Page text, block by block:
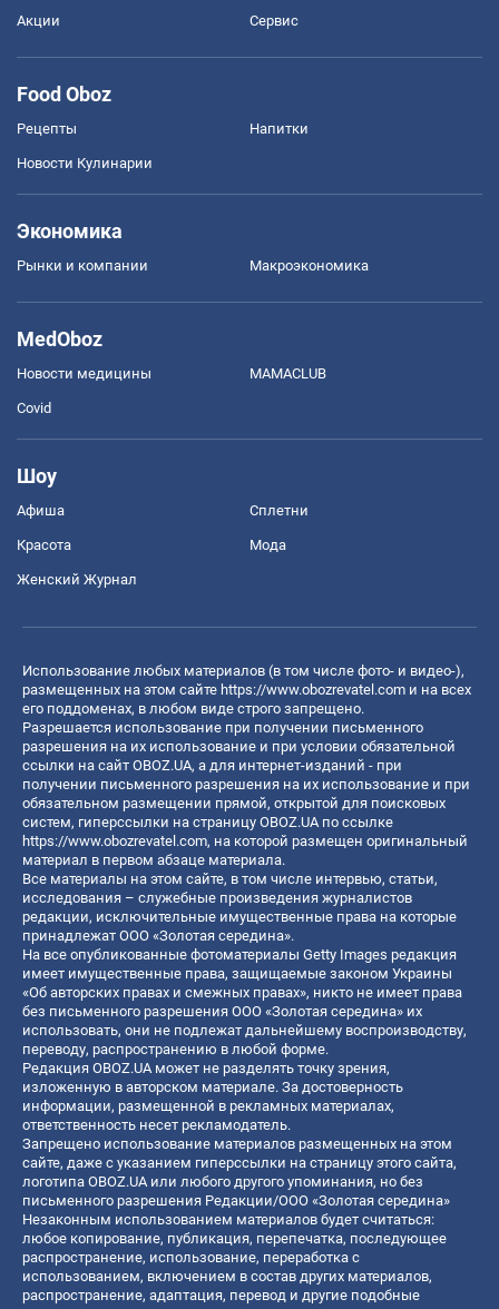
Акции Сервис
Food Oboz
Рецепты Напитки
Новости Кулинарии
Экономика
Рынки и компании Mакроэкономика
MedOboz
Новости медицины MAMACLUB
Covid
Шоу
Афиша Сплетни
Красота Мода
Женский Журнал
Использование любых материалов (в том числе фото- и видео-),
размещенных на этом сайте https://www.obozrevatel.com и на всех
его поддоменах, в любом виде строго запрещено.
Разрешается использование при получении письменного
разрешения на их использование и при условии обязательной
ссылки на сайт OBOZ.UA, а для интернет-изданий - при
получении письменного разрешения на их использование и при
обязательном размещении прямой, открытой для поисковых
систем, гиперссылки на страницу OBOZ.UA по ссылке
https://www.obozrevatel.com, на которой размещен оригинальный
материал в первом абзаце материала.
Все материалы на этом сайте, в том числе интервью, статьи,
исследования – служебные произведения журналистов
редакции, исключительные имущественные права на которые
принадлежат ООО «Золотая середина».
На все опубликованные фотоматериалы Getty Images редакция
имеет имущественные права, защищаемые законом Украины
«Об авторских правах и смежных правах», никто не имеет права
без письменного разрешения ООО «Золотая середина» их
использовать, они не подлежат дальнейшему воспроизводству,
переводу, распространению в любой форме.
Редакция OBOZ.UA может не разделять точку зрения,
изложенную в авторском материале. За достоверность
информации, размещенной в рекламных материалах,
ответственность несет рекламодатель.
Запрещено использование материалов размещенных на этом
сайте, даже с указанием гиперссылки на страницу этого сайта,
логотипа OBOZ.UA или любого другого упоминания, но без
письменного разрешения Редакции/ООО «Золотая середина»
Незаконным использованием материалов будет считаться:
любое копирование, публикация, перепечатка, последующее
распространение, использование, переработка с
использованием, включением в состав других материалов,
распространение, адаптация, перевод и другие подобные